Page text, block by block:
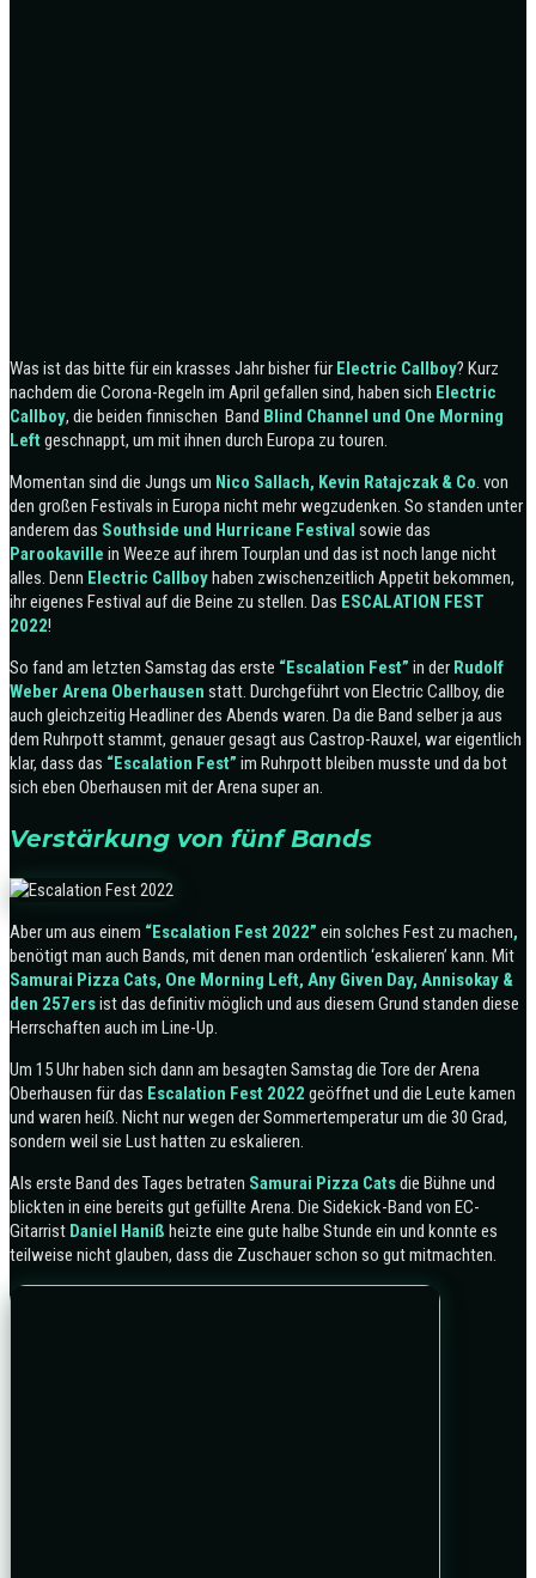
Was ist das bitte für ein krasses Jahr bisher für Electric Callboy? Kurz
nachdem die Corona-Regeln im April gefallen sind, haben sich Electric
Callboy, die beiden finnischen Band Blind Channel und One Morning
Left geschnappt, um mit ihnen durch Europa zu touren.
Momentan sind die Jungs um Nico Sallach, Kevin Ratajczak & Co. von
den großen Festivals in Europa nicht mehr wegzudenken. So standen unter
anderem das Southside und Hurricane Festival sowie das
Parookaville in Weeze auf ihrem Tourplan und das ist noch lange nicht
alles. Denn Electric Callboy haben zwischenzeitlich Appetit bekommen,
ihr eigenes Festival auf die Beine zu stellen. Das ESCALATION FEST
2022!
So fand am letzten Samstag das erste “Escalation Fest” in der Rudolf
Weber Arena Oberhausen statt. Durchgeführt von Electric Callboy, die
auch gleichzeitig Headliner des Abends waren. Da die Band selber ja aus
dem Ruhrpott stammt, genauer gesagt aus Castrop-Rauxel, war eigentlich
klar, dass das “Escalation Fest” im Ruhrpott bleiben musste und da bot
sich eben Oberhausen mit der Arena super an.
Verstärkung von fünf Bands
Aber um aus einem “Escalation Fest 2022” ein solches Fest zu machen,
benötigt man auch Bands, mit denen man ordentlich ‘eskalieren’ kann. Mit
Samurai Pizza Cats, One Morning Left, Any Given Day, Annisokay &
den 257ersist das definitiv möglich und aus diesem Grund standen diese
Herrschaften auch im Line-Up.
Um 15 Uhr haben sich dann am besagten Samstag die Tore der Arena
Oberhausen für das Escalation Fest 2022 geöffnet und die Leute kamen
und waren heiß. Nicht nur wegen der Sommertemperatur um die 30 Grad,
sondern weil sie Lust hatten zu eskalieren.
Als erste Band des Tages betraten Samurai Pizza Catsdie Bühne und
blickten in eine bereits gut gefüllte Arena. Die Sidekick-Band von EC-
Gitarrist Daniel Haniß heizte eine gute halbe Stunde ein und konnte es
teilweise nicht glauben, dass die Zuschauer schon so gut mitmachten.